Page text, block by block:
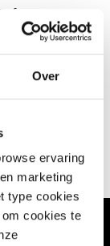
Over
ervaring
marketing
type cookies
cookies te
freuen uns
je
Sie
an unter